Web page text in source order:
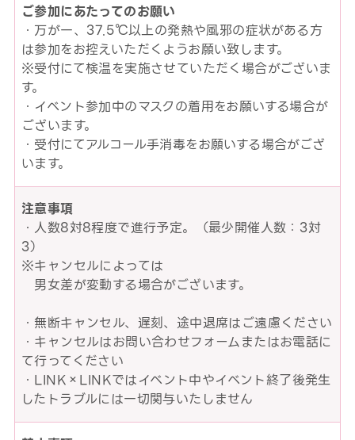
ご参加にあたってのお願い
・万が一、37.5℃以上の発熱や風邪の症状がある方
は参加をお控えいただくようお願い致します。
※受付にて検温を実施させていただく場合がございま
す。
・イベント参加中のマスクの着用をお願いする場合が
ございます。
・受付にてアルコール手消毒をお願いする場合がござ
います。
注意事項
・人数8対8程度で進行予定。（最少開催人数：3対
3）
※キャンセルによっては
男女差が変動する場合がございます。
・無断キャンセル、遅刻、途中退席はご遠慮ください
・キャンセルはお問い合わせフォームまたはお電話に
て行ってください
・LINK×LINKではイベント中やイベント終了後発生
したトラブルには一切関与いたしません